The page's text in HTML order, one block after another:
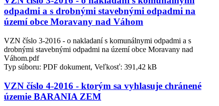
odpadmi a s drobnými stavebnými odpadmi na
území obce Moravany nad Váhom
VZN číslo 3-2016 - o nakladaní s komunálnymi odpadmi a s
drobnými stavebnými odpadmi na území obce Moravany nad
Váhom.pdf
Typ súboru: PDF dokument, Veľkosť: 391,42 kB
VZN číslo 4-2016 - ktorým sa vyhlasuje chránené
územie BARANIA ZEM